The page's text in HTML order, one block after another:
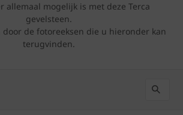
allemaal mogelijk is met deze Terca
gevelsteen.
de fotoreeksen die u hieronder kan
terugvinden.